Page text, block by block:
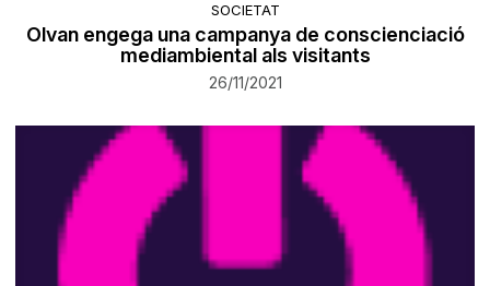
SOCIETAT
Olvan engega una campanya de conscienciació
mediambiental als visitants
26/11/2021